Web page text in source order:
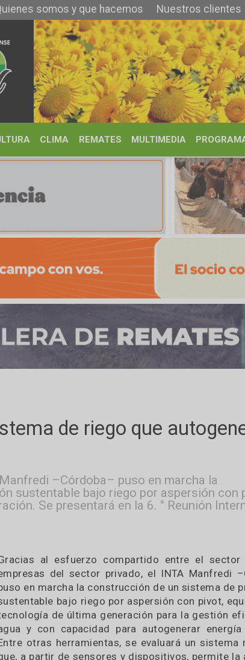
y que hacemos Nuestros clientes Sitios de Interés
REMATES MULTIMEDIA PROGRAMAS RADIO
de riego que
Manfredi –Córdoba– puso en
sustentable bajo riego por
Se presentará en la 6. °
Gracias al esfuerzo compartido entre
empresas del sector privado, el INTA
puso en marcha la construcción de un